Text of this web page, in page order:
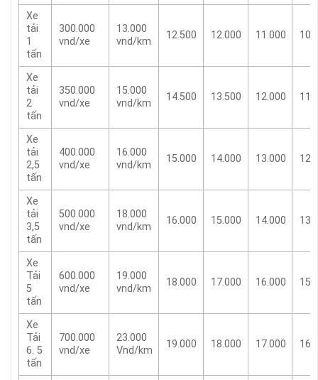
Xe
tải
1
tấn
300.000
vnd/xe
13.000
vnd/km
12.500 12.000 11.000
Xe
tải
2
tấn
350.000
vnd/xe
15.000
vnd/km
14.500 13.500 12.000
Xe
tải
2,5
tấn
400.000
vnd/xe
16.000
vnd/km
15.000 14.000 13.000
Xe
tải
3,5
tấn
500.000
vnd/xe
18.000
vnd/km
16.000 15.000 14.000
Xe
Tải
5
tấn
600.000
vnd/xe
19.000
vnd/km
18.000 17.000 16.000
Xe
Tải
6. 5
tấn
700.000
vnd/xe
23.000
Vnd/km
19.000 18.000 17.000